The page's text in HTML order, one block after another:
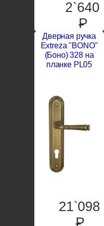
2`640
P
Дверная ручка
Extreza "BONO"
(Боно) 328 на
планке PL05
21`098
P